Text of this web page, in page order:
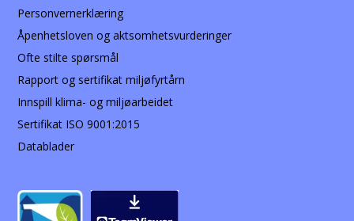
Personvernerklæring
Åpenhetsloven og aktsomhetsvurderinger
Ofte stilte spørsmål
Rapport og sertifikat miljøfyrtårn
Innspill klima- og miljøarbeidet
Sertifikat ISO 9001:2015
Datablader